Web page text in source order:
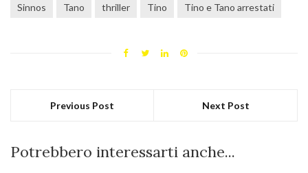
Sinnos
Tano thriller Tino Tino e Tano arrestati
Previous Post Next Post
Potrebbero interessarti anche...